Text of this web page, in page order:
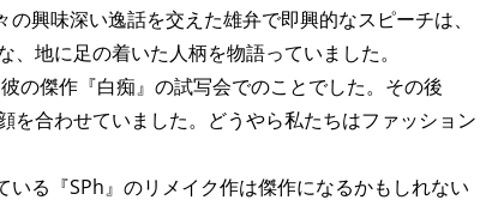
興味深い逸話を交えた雄弁で即興的なスピーチは、
地に足の着いた人柄を物語っていました。
の傑作『白痴』の試写会でのことでした。その後
を合わせていました。どうやら私たちはファッション
る『SPh』のリメイク作は傑作になるかもしれない